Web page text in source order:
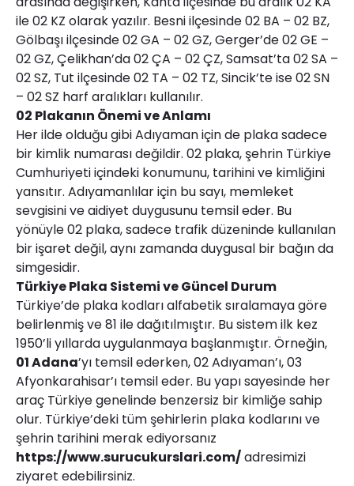
ile 02 KZ olarak yazılır. Besni ilçesinde 02 BA – 02 BZ,
Gölbaşı ilçesinde 02 GA – 02 GZ, Gerger’de 02 GE –
02 GZ, Çelikhan’da 02 ÇA – 02 ÇZ, Samsat’ta 02 SA –
02 SZ, Tut ilçesinde 02 TA – 02 TZ, Sincik’te ise 02 SN
– 02 SZ harf aralıkları kullanılır.
02 Plakanın Önemi ve Anlamı
Her ilde olduğu gibi Adıyaman için de plaka sadece
bir kimlik numarası değildir. 02 plaka, şehrin Türkiye
Cumhuriyeti içindeki konumunu, tarihini ve kimliğini
yansıtır. Adıyamanlılar için bu sayı, memleket
sevgisini ve aidiyet duygusunu temsil eder. Bu
yönüyle 02 plaka, sadece trafik düzeninde kullanılan
bir işaret değil, aynı zamanda duygusal bir bağın da
simgesidir.
Türkiye Plaka Sistemi ve Güncel Durum
Türkiye’de plaka kodları alfabetik sıralamaya göre
belirlenmiş ve 81 ile dağıtılmıştır. Bu sistem ilk kez
1950’li yıllarda uygulanmaya başlanmıştır. Örneğin,
01 Adana’yı temsil ederken, 02 Adıyaman’ı, 03
Afyonkarahisar’ı temsil eder. Bu yapı sayesinde her
araç Türkiye genelinde benzersiz bir kimliğe sahip
olur. Türkiye’deki tüm şehirlerin plaka kodlarını ve
şehrin tarihini merak ediyorsanız
https://www.surucukurslari.com/adresimizi
ziyaret edebilirsiniz.